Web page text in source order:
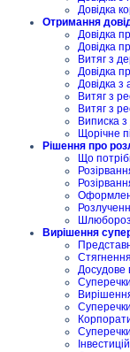
Довідка
Отримання
Довідка
Довідка
Витяг з
Довідка
Довідка з
Витяг з
Витяг з
Виписка з
Щорічне
Рішення про
Що
Вирішення
Досудове